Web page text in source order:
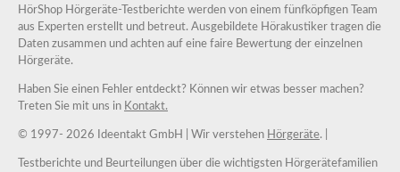
HörShop Hörgeräte-Testberichte werden von einem fünfköpfigen Team
aus Experten erstellt und betreut. Ausgebildete Hörakustiker tragen die
Daten zusammen und achten auf eine faire Bewertung der einzelnen
Hörgeräte.
Haben Sie einen Fehler entdeckt? Können wir etwas besser machen?
Treten Sie mit uns in Kontakt.
© 1997- 2026 Ideentakt GmbH | Wir verstehen Hörgeräte. |
Testberichte und Beurteilungen über die wichtigsten Hörgerätefamilien